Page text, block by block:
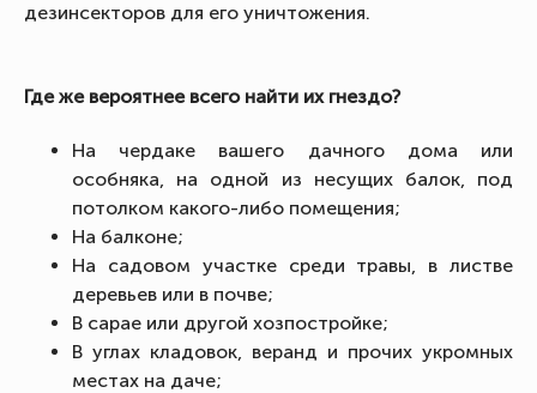
дезинсекторов для его уничтожения.
Где же вероятнее всего найти их гнездо?
На чердаке вашего дачного дома или
особняка, на одной из несущих балок, под
потолком какого-либо помещения;
На балконе;
На садовом участке среди травы, в листве
деревьев или в почве;
В сарае или другой хозпостройке;
В углах кладовок, веранд и прочих укромных
местах на даче;